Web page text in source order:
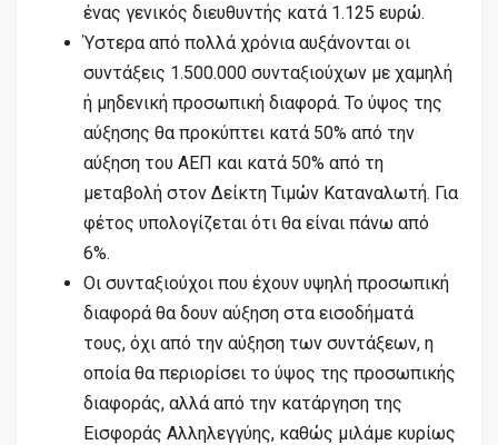
ένας γενικός διευθυντής κατά 1.125 ευρώ.
Ύστερα από πολλά χρόνια αυξάνονται οι
συντάξεις 1.500.000 συνταξιούχων με χαμηλή
ή μηδενική προσωπική διαφορά. Το ύψος της
αύξησης θα προκύπτει κατά 50% από την
αύξηση του ΑΕΠ και κατά 50% από τη
μεταβολή στον Δείκτη Τιμών Καταναλωτή. Για
φέτος υπολογίζεται ότι θα είναι πάνω από
6%.
Οι συνταξιούχοι που έχουν υψηλή προσωπική
διαφορά θα δουν αύξηση στα εισοδήματά
τους, όχι από την αύξηση των συντάξεων, η
οποία θα περιορίσει το ύψος της προσωπικής
διαφοράς, αλλά από την κατάργηση της
Εισφοράς Αλληλεγγύης, καθώς μιλάμε κυρίως